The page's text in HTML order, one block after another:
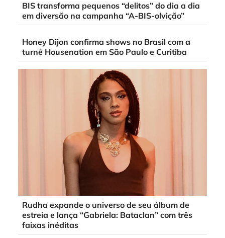
BIS transforma pequenos “delitos” do dia a dia
em diversão na campanha “A-BIS-olvição”
Honey Dijon confirma shows no Brasil com a
turnê Housenation em São Paulo e Curitiba
Rudha expande o universo de seu álbum de
estreia e lança “Gabriela: Bataclan” com três
faixas inéditas